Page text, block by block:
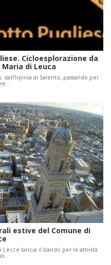
Cicloesplorazione da
di Leuca
dall’Irpinia al Salento, passando per
estive del Comune di
Lecce lancia il bando per le attività